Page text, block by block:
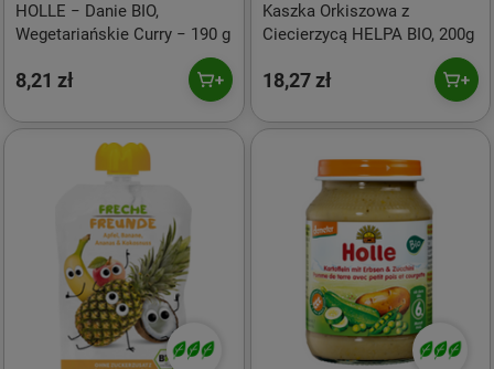
HOLLE − Danie BIO,
Wegetariańskie Curry − 190 g
8,21 zł
Kaszka Orkiszowa z
Ciecierzycą HELPA BIO, 200g
18,27 zł